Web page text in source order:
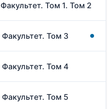
Том 1. Том 2
Том 3
Том 4
Том 5